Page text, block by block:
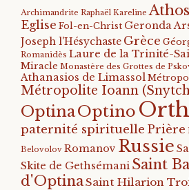
Archimandrite Raphaël Kareline Athos
Eglise Fol-en-Christ Geronda
Joseph l'Hésychaste Grèce
Romanidès Laure de la Trinité-
Miracle Monastère des Grottes de
Athanasios de Limassol
Métropolite Ioann
OptinaOptino
paternité spirituelle Prière
Belovolov Romanov Russie
Skite de Gethsémani Saint
d'Optina Saint Hilarion